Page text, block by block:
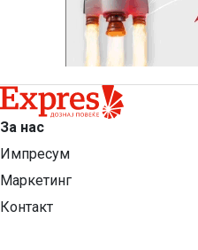
За нас
Импресум
Маркетинг
Контакт